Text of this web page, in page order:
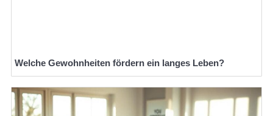
Welche Gewohnheiten fördern ein langes Leben?